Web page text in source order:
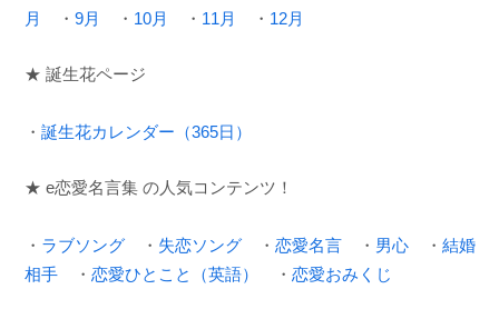
月
・ 9月 ・ 10月 ・ 11月 ・ 12月
★ 誕生花ページ
・ 誕生花カレンダー（365日）
★ e恋愛名言集 の人気コンテンツ！
・ ラブソング ・ 失恋ソング ・ 恋愛名言 ・ 男心 ・ 結婚
相手 ・ 恋愛ひとこと（英語） ・ 恋愛おみくじ